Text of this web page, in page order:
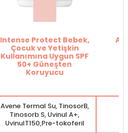
Intense Protect Bebek,
Çocuk ve Yetişkin
Kullanımına Uygun SPF
50+ Güneşten
Koruyucu
Avene Termal Su, TinosorB,
Tinosorb S, Uvinul A+,
UvinulT150,Pre-tokoferil